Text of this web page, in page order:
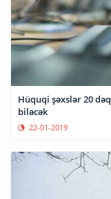
Hüquqi şəxslər 20
biləcək
22-01-2019